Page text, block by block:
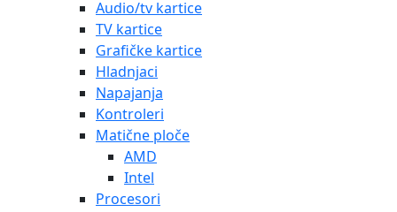
Audio/tv kartice
TV kartice
Grafičke kartice
Hladnjaci
Napajanja
Kontroleri
Matične ploče
AMD
Intel
Procesori